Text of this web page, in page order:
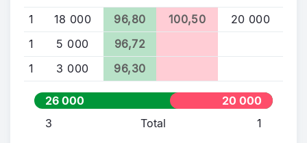
1 18 000 96,80 100,50
20 000
1
5 000
96,72
1
3 000 96,30
26 000
20 000
3
Total 1